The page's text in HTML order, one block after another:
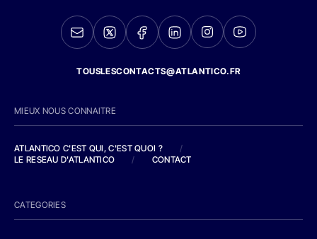
TOUSLESCONTACTS@ATLANTICO.FR
MIEUX NOUS CONNAITRE
ATLANTICO C'EST QUI, C'EST QUOI ?
/
LE RESEAU D'ATLANTICO
/ CONTACT
CATEGORIES